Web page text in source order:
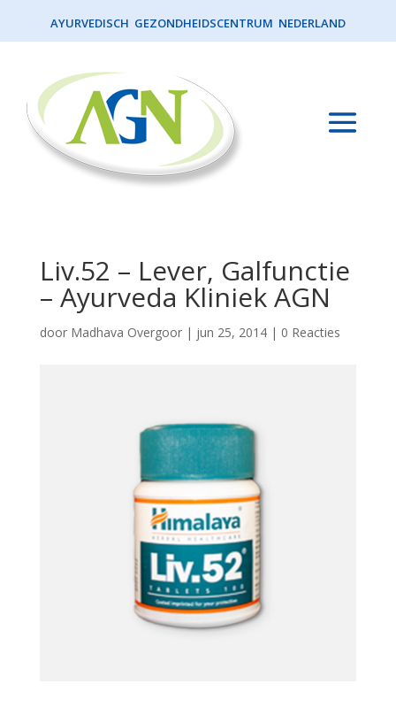
AYURVEDISCH GEZONDHEIDSCENTRUM NEDERLAND
Liv.52 – Lever, Galfunctie
– Ayurveda Kliniek AGN
door Madhava Overgoor| jun 25, 2014| 0 Reacties